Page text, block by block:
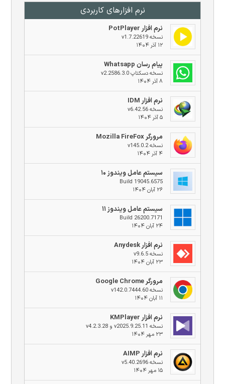
نرم افزار‌های کاربردی
نرم افزار PotPlayer
نسخه v1.7.22619
۱۲ آذر ۱۴۰۴
پیام رسان Whatsapp
نسخه دسکتاپ v2.2586.3.0
۸ آذر ۱۴۰۴
نرم افزار IDM
نسخه v6.42.56
۵ آذر ۱۴۰۴
مرورگر Mozilla FireFox
نسخه v145.0.2
۴ آذر ۱۴۰۴
سیستم عامل ویندوز ۱۰
Build 19045.6575
۲۶ آبان ۱۴۰۴
سیستم عامل ویندوز ۱۱
Build 26200.7171
۲۴ آبان ۱۴۰۴
نرم افزار Anydesk
نسخه v9.6.5
۲۳ آبان ۱۴۰۴
مرورگر Google Chrome
نسخه v142.0.7444.60
۱۱ آبان ۱۴۰۴
نرم افزار KMPlayer
نسخه v2025.9.25.11 و v4.2.3.28
۲۳ مهر ۱۴۰۴
نرم افزار AIMP
نسخه v5.40.2696
۱۵ مهر ۱۴۰۴